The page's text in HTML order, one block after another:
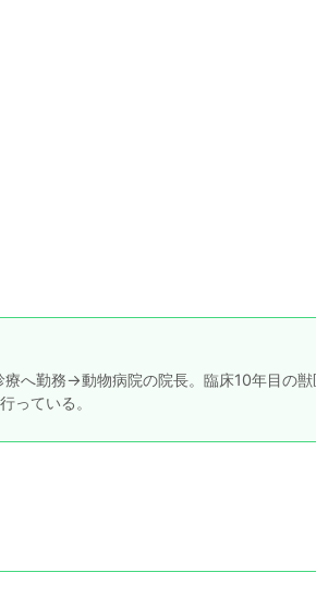
へ勤務→動物病院の院長。臨床10年目の獣
っている。